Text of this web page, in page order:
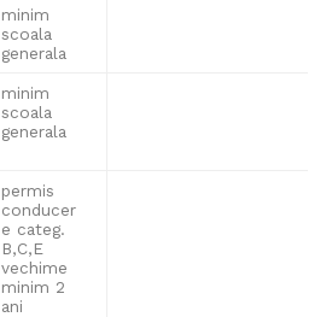
minim
scoala
generala
minim
scoala
generala
permis
conducer
e categ.
B,C,E
vechime
minim 2
ani